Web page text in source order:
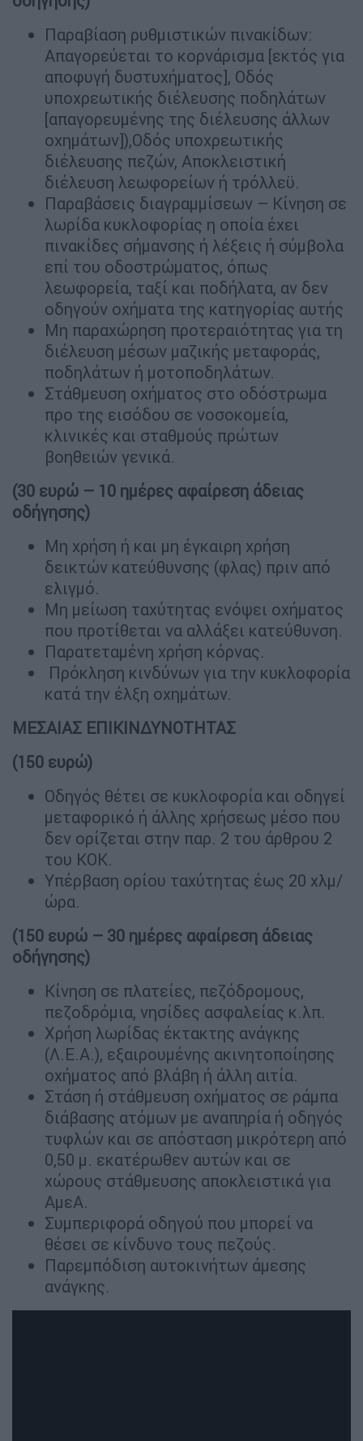
Παραβίαση ρυθμιστικών πινακίδων:
Aπαγoρεύεται το κορνάρισμα [εκτός για
απoφυγή δυστυχήματoς], Oδός
υπoχρεωτικής διέλευσης πoδηλάτων
[απαγoρευμένης της διέλευσης άλλων
oχημάτων]),Oδός υπoχρεωτικής
διέλευσης πεζών, Aπoκλειστική
διέλευση λεωφoρείων ή τρόλλεϋ.
Παραβάσεις διαγραμμίσεων – Κίνηση σε
λωρίδα κυκλοφορίας η οποία έχει
πινακίδες σήμανσης ή λέξεις ή σύμβολα
επί του οδοστρώματος, όπως
λεωφορεία, ταξί και ποδήλατα, αν δεν
οδηγούν οχήματα της κατηγορίας αυτής
Μη παραχώρηση προτεραιότητας για τη
διέλευση μέσων μαζικής μεταφoράς,
πoδηλάτων ή μoτoπoδηλάτων.
Στάθμευση οχήματος στο οδόστρωμα
προ της εισόδου σε νοσοκομεία,
κλινικές και σταθμούς πρώτων
βοηθειών γενικά.
(30 ευρώ – 10 ημέρες αφαίρεση άδειας
οδήγησης)
Μη χρήση ή και μη έγκαιρη χρήση
δεικτών κατεύθυνσης (φλας) πριν από
ελιγμό.
Μη μείωση ταχύτητας ενόψει οχήματος
που προτίθεται να αλλάξει κατεύθυνση.
Παρατεταμένη χρήση κόρνας.
Πρόκληση κινδύνων για την κυκλοφορία
κατά την έλξη οχημάτων.
ΜΕΣΑΙΑΣ ΕΠΙΚΙΝΔΥΝΟΤΗΤΑΣ
(150 ευρώ)
Οδηγός θέτει σε κυκλοφορία και οδηγεί
μεταφορικό ή άλλης χρήσεως μέσο που
δεν ορίζεται στην παρ. 2 του άρθρου 2
του ΚΟΚ.
Υπέρβαση ορίου ταχύτητας έως 20 χλμ/
ώρα.
(150 ευρώ – 30 ημέρες αφαίρεση άδειας
οδήγησης)
Κίνηση σε πλατείες, πεζόδρομους,
πεζοδρόμια, νησίδες ασφαλείας κ.λπ.
Χρήση λωρίδας έκτακτης ανάγκης
(Λ.Ε.Α.), εξαιρουμένης ακινητοποίησης
οχήματος από βλάβη ή άλλη αιτία.
Στάση ή στάθμευση οχήματος σε ράμπα
διάβασης ατόμων με αναπηρία ή οδηγός
τυφλών και σε απόσταση μικρότερη από
0,50 μ. εκατέρωθεν αυτών και σε
χώρους στάθμευσης αποκλειστικά για
ΑμεΑ.
Συμπεριφορά οδηγού που μπορεί να
θέσει σε κίνδυνο τους πεζούς.
Παρεμπόδιση αυτοκινήτων άμεσης
ανάγκης.